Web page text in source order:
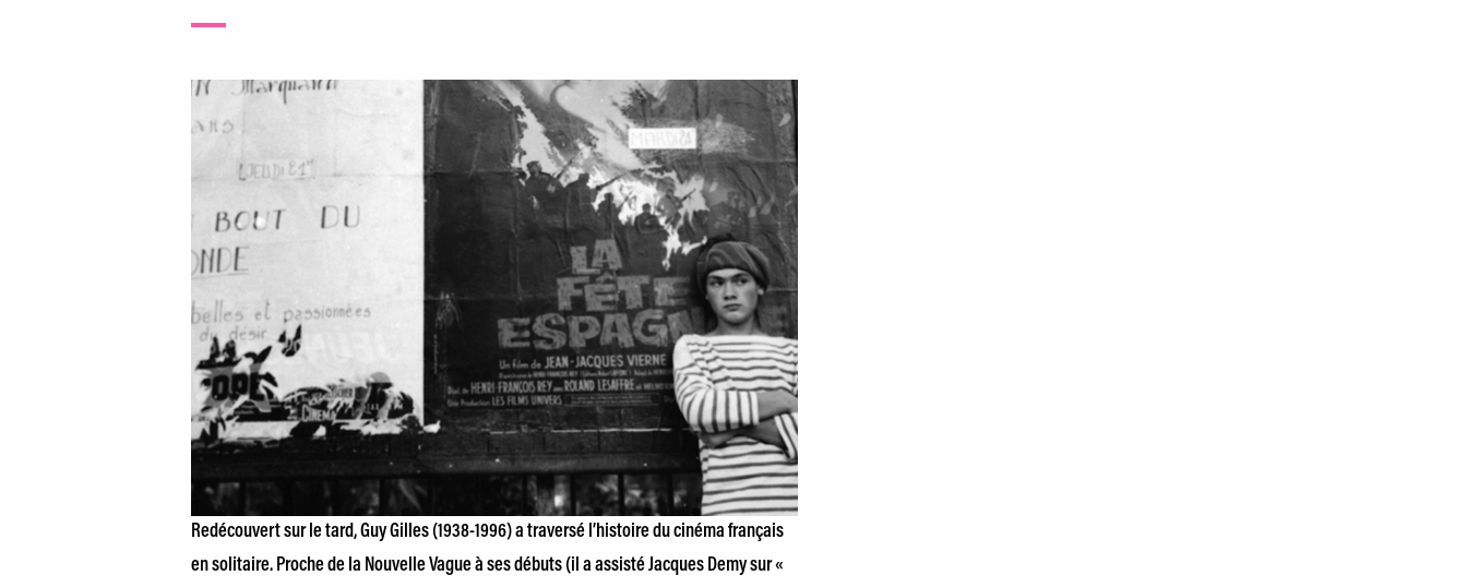
Redécouvert sur le tard, Guy Gilles (1938-1996) a traversé l’histoire du cinéma français
en solitaire. Proche de la Nouvelle Vague à ses débuts (il a assisté Jacques Demy sur «